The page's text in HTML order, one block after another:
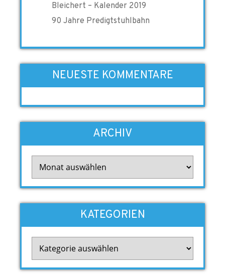
Bleichert – Kalender 2019
90 Jahre Predigtstuhlbahn
NEUESTE KOMMENTARE
ARCHIV
KATEGORIEN